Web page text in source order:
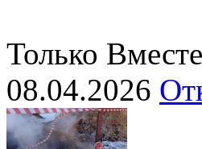
Только
08.04.2026